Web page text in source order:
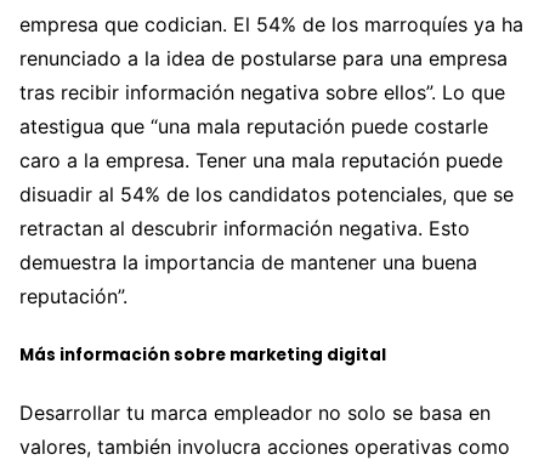
empresa que codician. El 54% de los marroquíes ya ha
renunciado a la idea de postularse para una empresa
tras recibir información negativa sobre ellos”. Lo que
atestigua que “una mala reputación puede costarle
caro a la empresa. Tener una mala reputación puede
disuadir al 54% de los candidatos potenciales, que se
retractan al descubrir información negativa. Esto
demuestra la importancia de mantener una buena
reputación”.
Más información sobre marketing digital
Desarrollar tu marca empleador no solo se basa en
valores, también involucra acciones operativas como